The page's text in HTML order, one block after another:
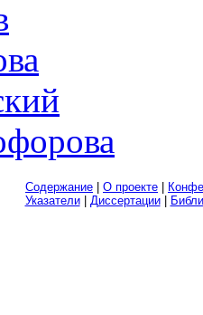
Содержание О проекте
Указатели| Диссертации|